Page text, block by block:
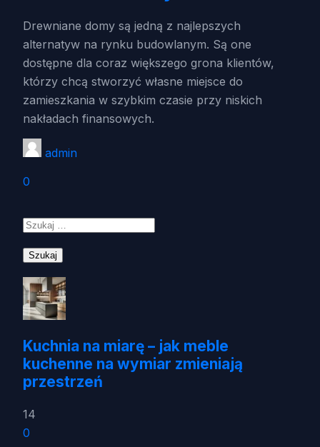
Drewniane domy są jedną z najlepszych
alternatyw na rynku budowlanym. Są one
dostępne dla coraz większego grona klientów,
którzy chcą stworzyć własne miejsce do
zamieszkania w szybkim czasie przy niskich
nakładach finansowych.
admin
0
Kuchnia na miarę – jak meble
kuchenne na wymiar zmieniają
przestrzeń
14
0